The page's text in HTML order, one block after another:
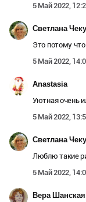
5 Май 2022,
Светлана
Это потому
5 Май 2022,
Аnastasia
Уютная очень
5 Май 2022,
Светлана
Люблю такие
5 Май 2022,
Вера Шанская